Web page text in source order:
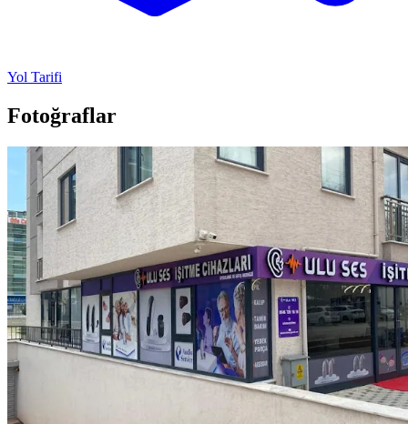
Yol Tarifi
Fotoğraflar